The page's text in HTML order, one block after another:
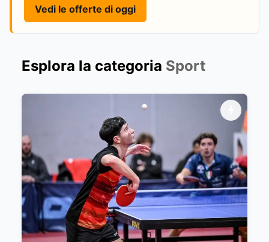
Vedi le offerte di oggi
Esplora la categoria Sport